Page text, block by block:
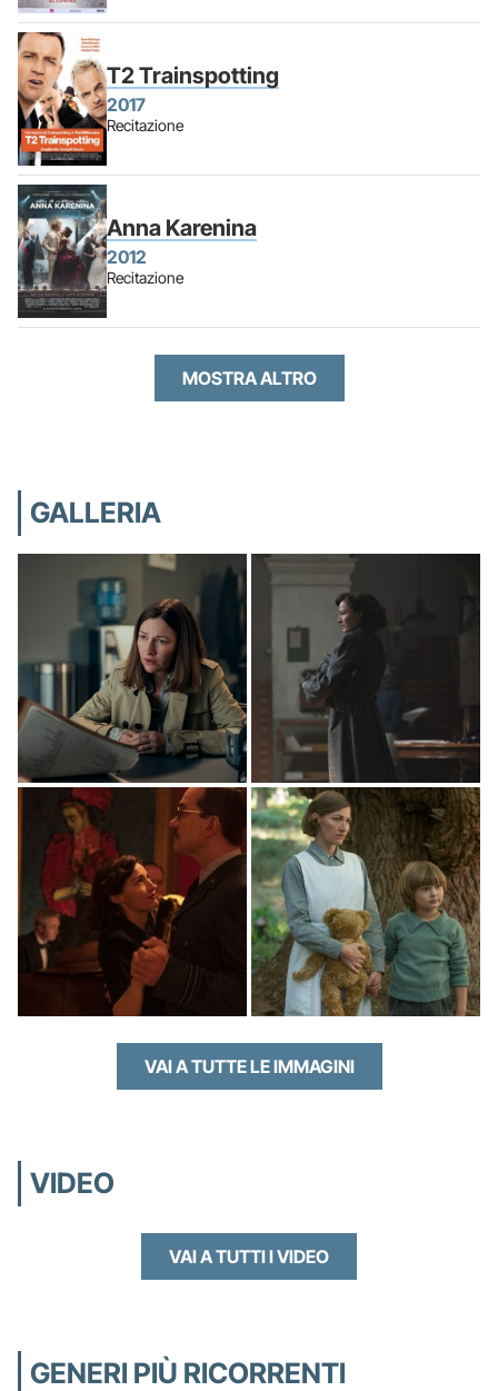
T2 Trainspotting
2017
Recitazione
Anna Karenina
2012
Recitazione
MOSTRA ALTRO
GALLERIA
VAI A TUTTE LE IMMAGINI
VIDEO
VAI A TUTTI I VIDEO
GENERI PIÙ RICORRENTI